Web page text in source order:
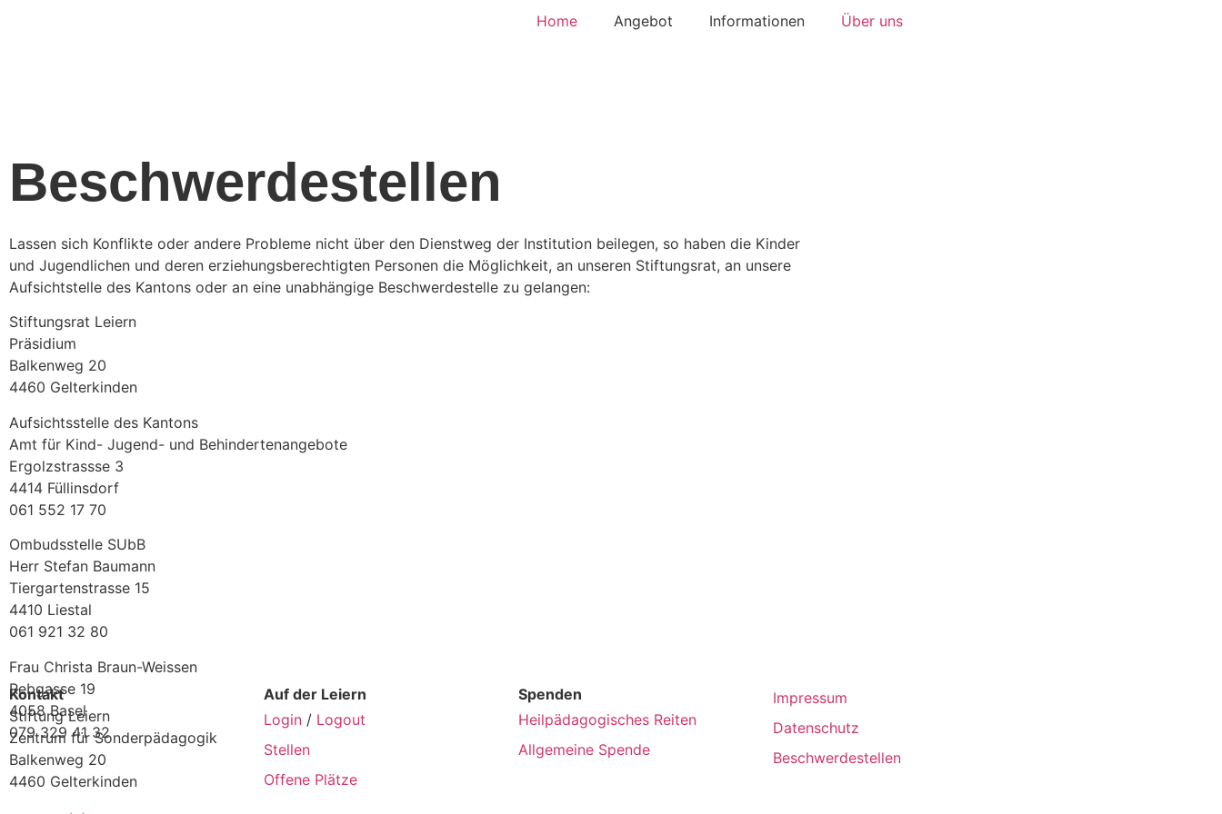
Home Angebot Informationen Über uns
Beschwerdestellen
Lassen sich Konflikte oder andere Probleme nicht über den Dienstweg der Institution beilegen, so haben die Kinder
und Jugendlichen und deren erziehungsberechtigten Personen die Möglichkeit, an unseren Stiftungsrat, an unsere
Aufsichtstelle des Kantons oder an eine unabhängige Beschwerdestelle zu gelangen:
Stiftungsrat Leiern
Präsidium
Balkenweg 20
4460 Gelterkinden
Aufsichtsstelle des Kantons
Amt für Kind- Jugend- und Behindertenangebote
Ergolzstrassse 3
4414 Füllinsdorf
061 552 17 70
Ombudsstelle SUbB
Herr Stefan Baumann
Tiergartenstrasse 15
4410 Liestal
061 921 32 80
Frau Christa Braun-Weissen
Rebgasse 19
4058 Basel
079 329 41 32
Kontakt
Stiftung Leiern
Zentrum für Sonderpädagogik
Balkenweg 20
4460 Gelterkinden
Auf der Leiern
Login / Logout
Stellen
Offene Plätze
Spenden
Heilpädagogisches Reiten
Allgemeine Spende
Impressum
Datenschutz
Beschwerdestellen